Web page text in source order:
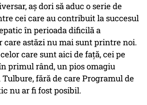
aș dori să aduc o serie de
cei care au contribuit la succesul
în perioada dificilă a
care astăzi nu mai sunt printre noi.
care sunt aici de față, cei pe
primul rând, un pios omagiu
fără de care Programul de
nu ar fi fost posibil.